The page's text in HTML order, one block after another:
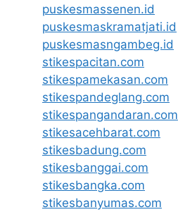
puskesmassenen.id
puskesmaskramatjati.id
puskesmasngambeg.id
stikespacitan.com
stikespamekasan.com
stikespandeglang.com
stikespangandaran.com
stikesacehbarat.com
stikesbadung.com
stikesbanggai.com
stikesbangka.com
stikesbanyumas.com